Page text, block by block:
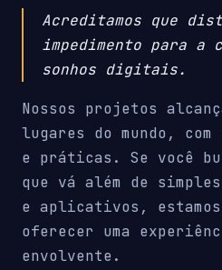
Acreditamos que
impedimento para a
sonhos digitais.
Nossos projetos
lugares do mundo,
e práticas. Se você
que vá além de
e aplicativos,
oferecer uma
envolvente.